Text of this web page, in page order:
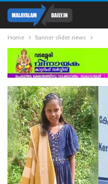
Home banner slider news